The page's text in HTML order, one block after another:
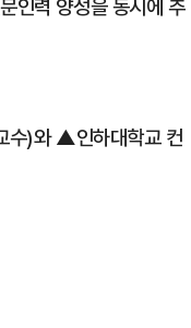
인력 양성을 동시에 추
수)와 ▲인하대학교 컨